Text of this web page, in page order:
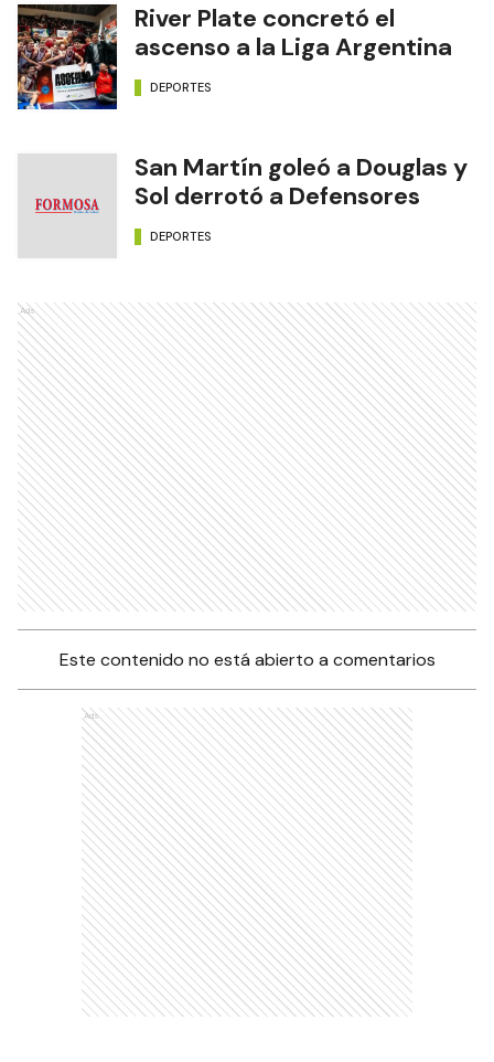
River Plate concretó el
ascenso a la Liga Argentina
DEPORTES
San Martín goleó a Douglas y
Sol derrotó a Defensores
DEPORTES
Ads
Este contenido no está abierto a comentarios
Ads